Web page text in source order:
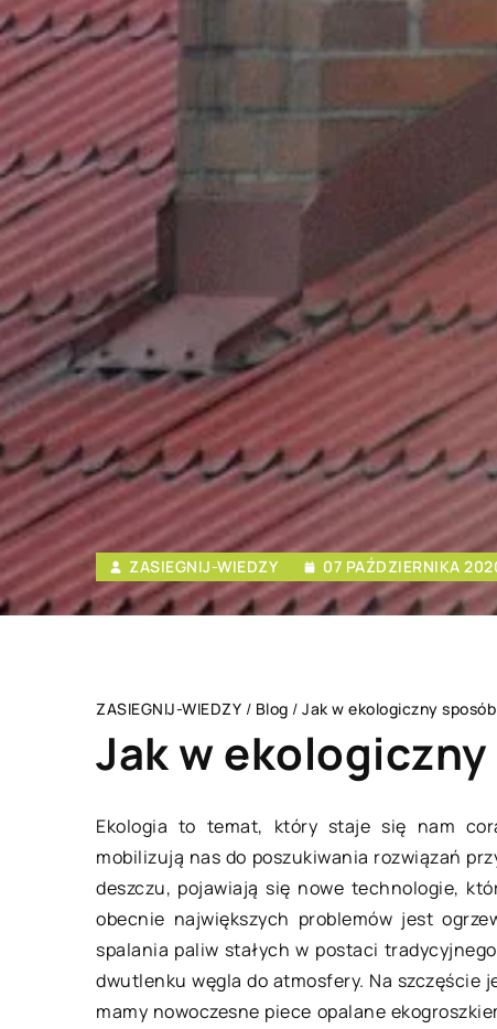
ZASIEGNIJ-WIEDZY 07 PAŹDZIERNIKA
ZASIEGNIJ-WIEDZY / Blog / Jak w ekologiczny
Jak w
Ekologia to temat, który staje się nam
mobilizują nas do poszukiwania rozwiązań
deszczu, pojawiają się nowe technologie,
obecnie największych problemów jest
spalania paliw stałych w postaci
dwutlenku węgla do atmosfery. Na szczęście
mamy nowoczesne piece opalane
DOM I OTOCZENIE